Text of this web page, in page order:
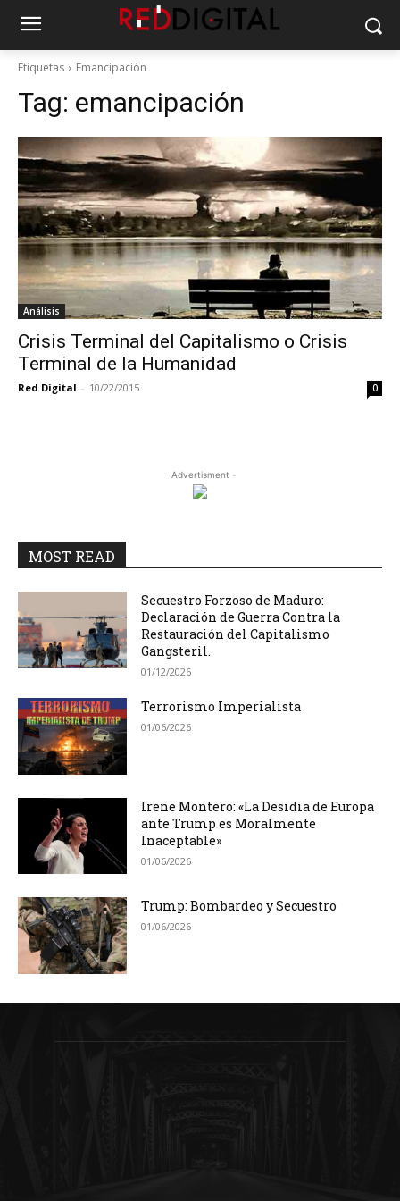
Etiquetas Emancipación
Tag: emancipación
Análisis
Crisis Terminal del Capitalismo o Crisis
Terminal de la Humanidad
Red Digital - 10/22/2015 0
- Advertisment -
MOST READ
Secuestro Forzoso de Maduro:
Declaración de Guerra Contra la
Restauración del Capitalismo
Gangsteril.
01/12/2026
Terrorismo Imperialista
01/06/2026
Irene Montero: «La Desidia de Europa
ante Trump es Moralmente
Inaceptable»
01/06/2026
Trump: Bombardeo y Secuestro
01/06/2026